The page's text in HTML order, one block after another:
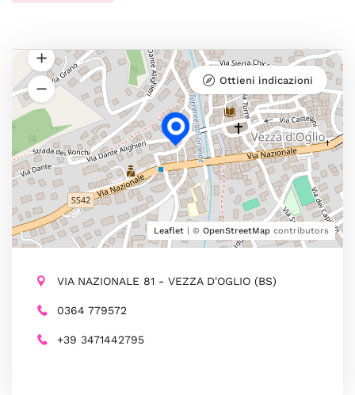
Leaflet | © OpenStreetMap contributors
Ottieni indicazioni
VIA NAZIONALE 81 - VEZZA D'OGLIO (BS)
0364 779572
+39 3471442795